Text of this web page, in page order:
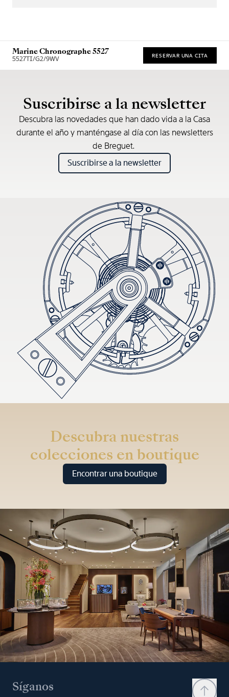
Marine Chronographe 5527
5527TI/G2/9WV RESERVAR UNA CITA
Suscribirse a la newsletter
Descubra las novedades que han dado vida a la Casa
durante el año y manténgase al día con las newsletters
de Breguet.
Suscribirse a la newsletter
Descubra nuestras
colecciones en boutique
Encontrar una boutique
Síganos